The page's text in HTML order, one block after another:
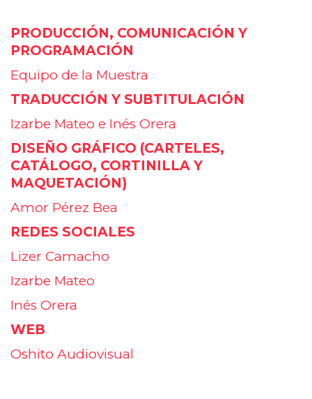
PRODUCCIÓN, COMUNICACIÓN Y
PROGRAMACIÓN
Equipo de la Muestra
TRADUCCIÓN Y SUBTITULACIÓN
Izarbe Mateo e Inés Orera
DISEÑO GRÁFICO (CARTELES,
CATÁLOGO, CORTINILLA Y
MAQUETACIÓN)
Amor Pérez Bea
REDES SOCIALES
Lizer Camacho
Izarbe Mateo
Inés Orera
WEB
Oshito Audiovisual